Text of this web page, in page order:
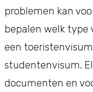
problemen kan
bepalen welk type
een
studentenvisum.
documenten en